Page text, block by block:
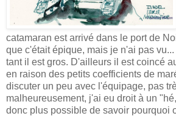
catamaran est arrivé dans le port de
que c'était épique, mais je n'ai pas
tant il est gros. D'ailleurs il est coincé
en raison des petits coefficients de
discuter un peu avec l'équipage, pas
malheureusement, j'ai eu droit à un
donc plus possible de savoir pourquoi